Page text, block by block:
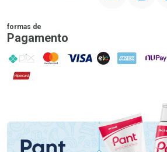
formas de
Pagamento
PIX MasterCard
VISA ELO AMEX NuPay
Hipercard
Promoção em Destaque